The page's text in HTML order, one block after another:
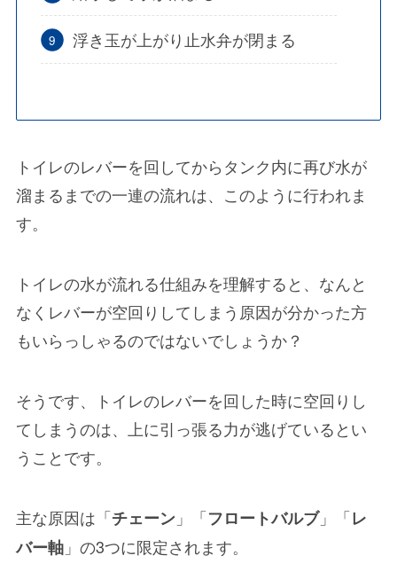
浮き玉が上がり止水弁が閉まる
トイレのレバーを回してからタンク内に再び水が
溜まるまでの一連の流れは、このように行われま
す。
トイレの水が流れる仕組みを理解すると、なんと
なくレバーが空回りしてしまう原因が分かった方
もいらっしゃるのではないでしょうか？
そうです、トイレのレバーを回した時に空回りし
てしまうのは、
上に引っ張る力が逃げているとい
うことです。
主な原因は「チェーン 」「フロートバルブ」「レ
バー軸」の3つに限定されます。